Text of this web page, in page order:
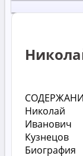
Николай
Иванович
Кузнецов
Биография